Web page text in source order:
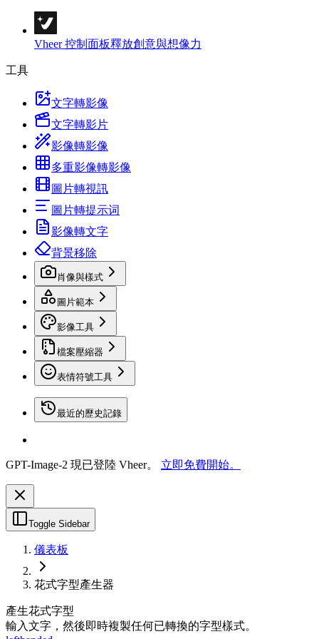
Vheer 控制面板釋放創意與想像力
工具
文字轉影像
文字轉影片
影像轉影像
多重影像轉影像
圖片轉視訊
圖片轉提示词
影像轉文字
背景移除
肖像與樣式
圖片範本
影像工具
檔案壓縮器
表情符號工具
最近的歷史記錄
GPT-Image-2 現已登陸 Vheer。 立即免費開始。
Toggle Sidebar
儀表板
花式字型產生器
產生花式字型
輸入文字，然後即時複製任何已轉換的字型樣式。